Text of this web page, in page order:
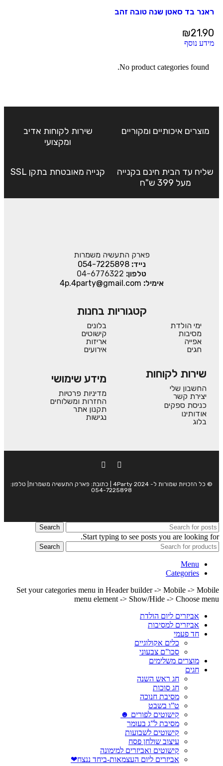
ראנר בד סאטן שנה טובה זהב
₪21.90
מידע נוסף
No product categories found.
מוצרים איכותיים ומקוריים
שירות לקוחות אדיב
ומקצועי
שליח עד הבית חינם בקנייה
מעל 399 ש"ח
קנייה מאובטחת בתקן SSL
פארק התעשיה משמרות
נייד:054-7225898
טלפון: 04-6776322
אימיל: 4p.4party@gmail.com
קטגוריות בחנות
ימי הולדת
מסיבות
אפייה
חגים
בלונים
קישוטים
אריזות
אירועים
שירות לקוחות
החשבון שלי
יצירת קשר
כניסת ספקים
אודותינו
בלוג
מידע שימושי
מדיניות פרטיות
החזרות ומשלוחים
תקנון אתר
נגישות
© כל הזכויות שמורות ל- 4Party 2024 | כתובת: פארק התעשיה משמרות| טלפון:
054-7225898
Search
Start typing to see posts you are looking for.
Search
Menu
Categories
Set your categories menu in Header builder -> Mobile -> Mobile
menu element -> Show/Hide -> Choose menu
אביזרים ליום הולדת
אביזרים למסיבות
חד פעמי
כלים אקולוגיים
סכו”ם צבעוני
מוצרים משלימים
חגים
חג ראש השנה
חג סוכות
מסיבת חנוכה
ט”ו בשבט
קישוטים לפורים ☻
מסיבת ל”ג בעומר
קישוטים לשבועות
עיצוב שולחן פסח
קישוטים ואביזרים למימונה
אביזרים ליום העצמאות-ביחד ננצח❤